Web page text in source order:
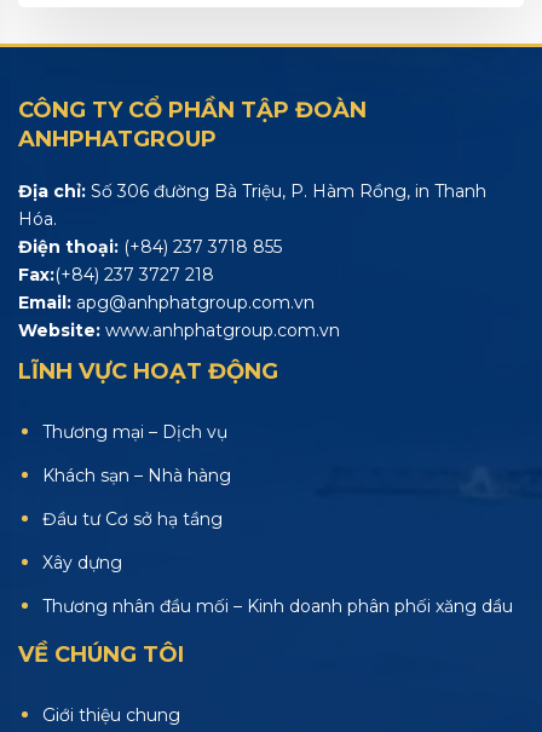
CÔNG TY CỔ PHẦN TẬP ĐOÀN
ANHPHATGROUP
Địa chỉ: Số 306 đường Bà Triệu, P. Hàm Rồng, in Thanh
Hóa.
Điện thoại: (+84) 237 3718 855
Fax:(+84) 237 3727 218
Email: apg@anhphatgroup.com.vn
Website: www.anhphatgroup.com.vn
LĨNH VỰC HOẠT ĐỘNG
Thương mại – Dịch vụ
Khách sạn – Nhà hàng
Đầu tư Cơ sở hạ tầng
Xây dựng
Thương nhân đầu mối – Kinh doanh phân phối xăng dầu
VỀ CHÚNG TÔI
Giới thiệu chung